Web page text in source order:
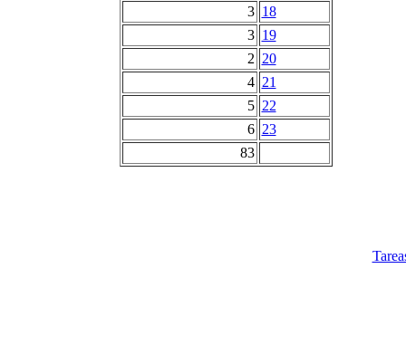
3 18
3 19
2 20
4 21
5 22
6 23
83